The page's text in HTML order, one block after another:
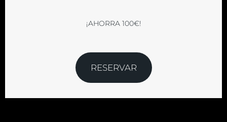
¡AHORRA 100€!
RESERVAR